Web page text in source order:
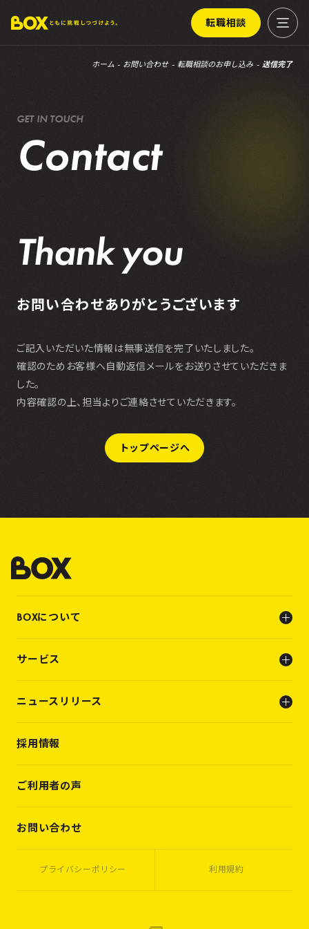
転職相談
ホーム お問い合わせ 転職相談のお申し込み 送信完了
GET IN TOUCH
Contact
Thank you
お問い合わせありがとうございます
ご記入いただいた情報は無事送信を完了いたしました。
確認のためお客様へ自動返信メールをお送りさせていただきま
した。
内容確認の上、担当よりご連絡させていただきます。
トップページへ
BOXについて
ビジョン
サービス
キャリアビルディング支援（転職支援）
ニュースリリース
PRESS RELEASE
VOICES
CASES
採用情報
ご利用者の声
お問い合わせ
プライバシーポリシー 利用規約